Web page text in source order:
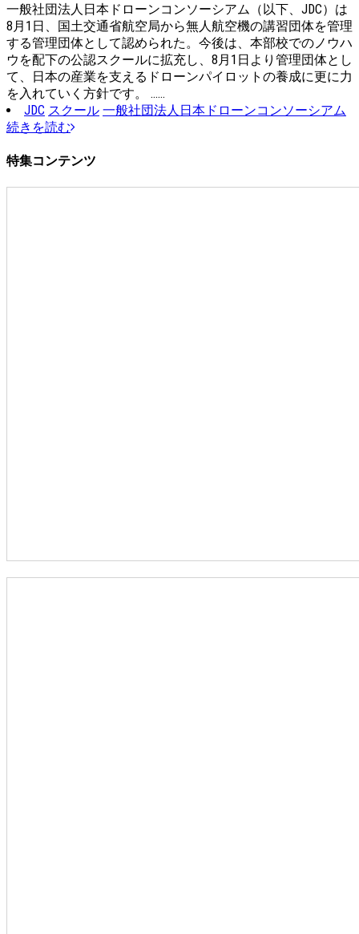
一般社団法人日本ドローンコンソーシアム（以下、JDC）は
8月1日、国土交通省航空局から無人航空機の講習団体を管理
する管理団体として認められた。今後は、本部校でのノウハ
ウを配下の公認スクールに拡充し、8月1日より管理団体とし
て、日本の産業を支えるドローンパイロットの養成に更に力
を入れていく方針です。 ……
JDC スクール 一般社団法人日本ドローンコンソーシアム
続きを読む
特集コンテンツ